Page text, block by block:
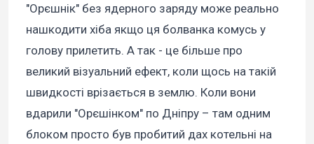
"Орєшнік" без ядерного заряду може реально
нашкодити хіба якщо ця болванка комусь у
голову прилетить. А так - це більше про
великий візуальний ефект, коли щось на такій
швидкості врізається в землю. Коли вони
вдарили "Орєшінком" по Дніпру – там одним
блоком просто був пробитий дах котельні на